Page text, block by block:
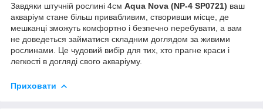
Завдяки штучній рослині 4см Aqua Nova (NP-4 SP0721) ваш
акваріум стане більш привабливим, створивши місце, де
мешканці зможуть комфортно і безпечно перебувати, а вам
не доведеться займатися складним доглядом за живими
рослинами. Це чудовий вибір для тих, хто прагне краси і
легкості в догляді свого акваріуму.
Приховати